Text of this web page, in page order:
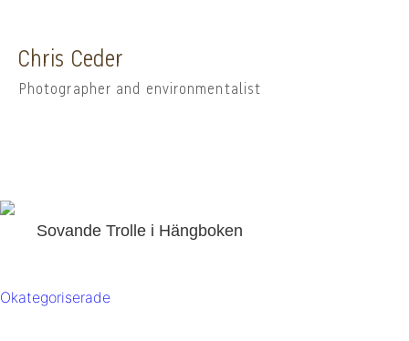
Chris Ceder
Photographer and environmentalist
Sovande Trolle i Hängboken
Okategoriserade